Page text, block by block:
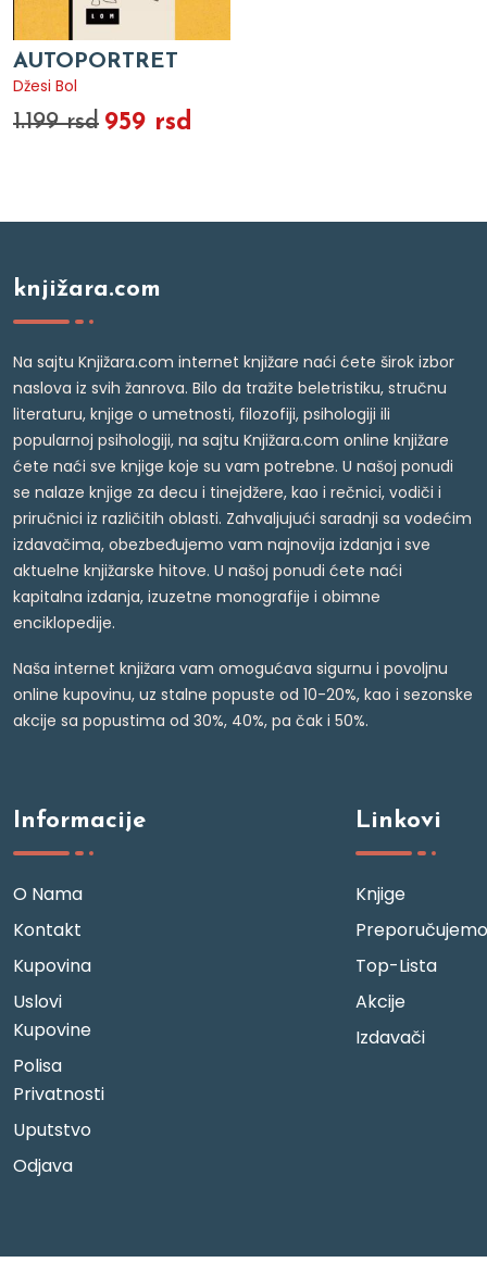
AUTOPORTRET
Džesi Bol
1.199 rsd 959 rsd
knjižara.com
Na sajtu Knjižara.com internet knjižare naći ćete širok izbor
naslova iz svih žanrova. Bilo da tražite beletristiku, stručnu
literaturu, knjige o umetnosti, filozofiji, psihologiji ili
popularnoj psihologiji, na sajtu Knjižara.com online knjižare
ćete naći sve knjige koje su vam potrebne. U našoj ponudi
se nalaze knjige za decu i tinejdžere, kao i rečnici, vodiči i
priručnici iz različitih oblasti. Zahvaljujući saradnji sa vodećim
izdavačima, obezbeđujemo vam najnovija izdanja i sve
aktuelne knjižarske hitove. U našoj ponudi ćete naći
kapitalna izdanja, izuzetne monografije i obimne
enciklopedije.
Naša internet knjižara vam omogućava sigurnu i povoljnu
online kupovinu, uz stalne popuste od 10-20%, kao i sezonske
akcije sa popustima od 30%, 40%, pa čak i 50%.
Informacije
O Nama
Kontakt
Kupovina
Uslovi
Kupovine
Polisa
Privatnosti
Uputstvo
Odjava
Linkovi
Knjige
Preporučujemo
Top-Lista
Akcije
Izdavači